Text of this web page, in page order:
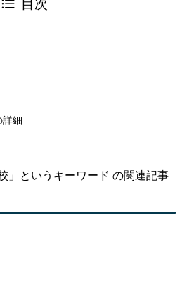
目次
詳細
というキーワード の関連記事